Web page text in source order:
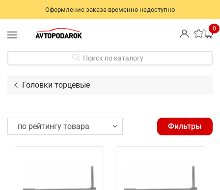
Оформление заказа временно недоступно
0
Поиск по каталогу
Головки торцевые
Фильтры